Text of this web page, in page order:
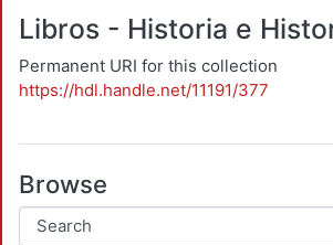
Libros - Historia e
Permanent URI for this collection
https://hdl.handle.net/11191/377
Browse